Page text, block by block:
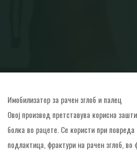
Имобилизатор за рачен зглоб и палец
Овој производ претставува корисна
болка во рацете. Се користи при повреда
подлактица, фрактури на рачен зглоб, во